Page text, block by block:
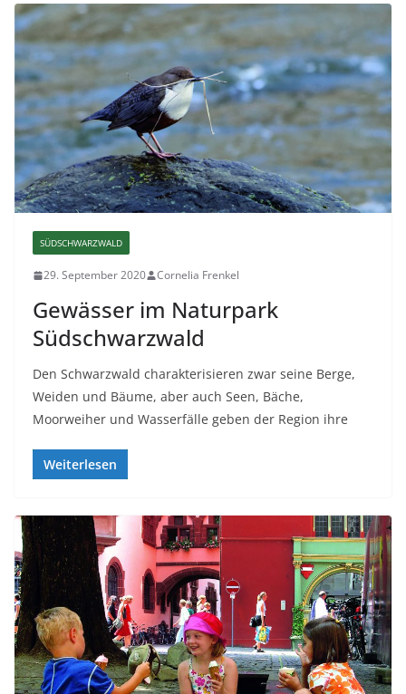
SÜDSCHWARZWALD
29. September 2020 Cornelia Frenkel
Gewässer im Naturpark
Südschwarzwald
Den Schwarzwald charakterisieren zwar seine Berge,
Weiden und Bäume, aber auch Seen, Bäche,
Moorweiher und Wasserfälle geben der Region ihre
Weiterlesen